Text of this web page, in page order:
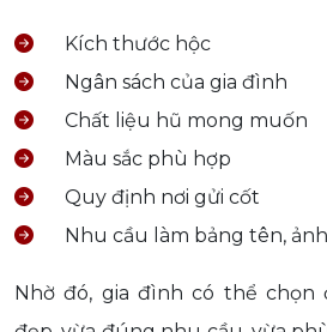
Kích thước hộc
Ngân sách của gia đình
Chất liệu hũ mong muốn
Màu sắc phù hợp
Quy định nơi gửi cốt
Nhu cầu làm bảng tên,
Nhờ đó, gia đình có thể chọn